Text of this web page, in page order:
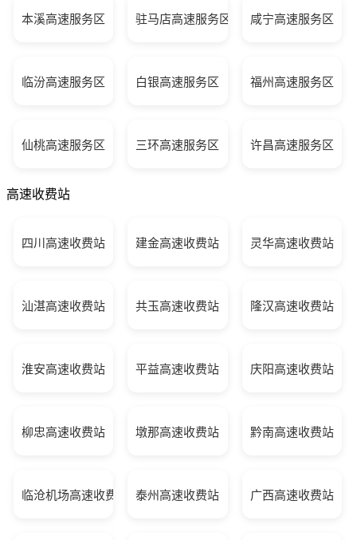
本溪高速服务区 驻马店高速服务区 咸宁高速服务区
临汾高速服务区 白银高速服务区 福州高速服务区
仙桃高速服务区 三环高速服务区 许昌高速服务区
高速收费站
四川高速收费站 建金高速收费站 灵华高速收费站
汕湛高速收费站 共玉高速收费站 隆汉高速收费站
淮安高速收费站 平益高速收费站 庆阳高速收费站
柳忠高速收费站 墩那高速收费站 黔南高速收费站
临沧机场高速收费站 泰州高速收费站 广西高速收费站